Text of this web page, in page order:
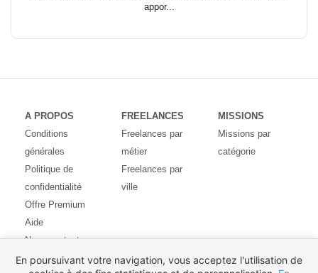
appor...
A PROPOS
Conditions
générales
Politique de
confidentialité
Offre Premium
Aide
Nous contacter
Avis des
FREELANCES
Freelances par
métier
Freelances par
ville
MISSIONS
Missions par
catégorie
En poursuivant votre navigation, vous acceptez l'utilisation de